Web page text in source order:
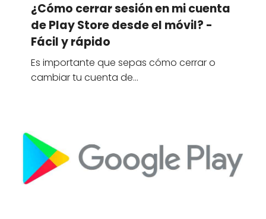
¿Cómo cerrar sesión en mi cuenta
de Play Store desde el móvil? -
Fácil y rápido
Es importante que sepas cómo cerrar o
cambiar tu cuenta de…